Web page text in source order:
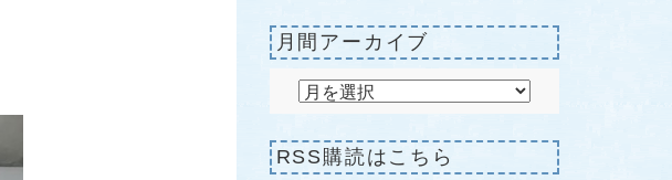
月間アーカイブ
RSS購読はこちら